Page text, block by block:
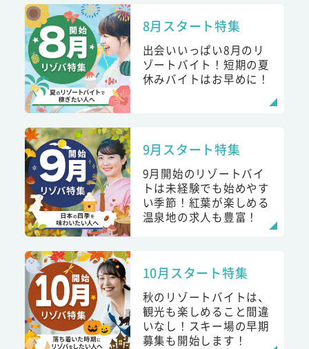
8月スタート特集
出会いいっぱい8月のリ
ゾートバイト！短期の夏
休みバイトはお早めに！
9月スタート特集
9月開始のリゾートバイ
トは未経験でも始めやす
い季節！紅葉が楽しめる
温泉地の求人も豊富！
10月スタート特集
秋のリゾートバイトは、
観光も楽しめること間違
いなし！スキー場の早期
募集も開始します！